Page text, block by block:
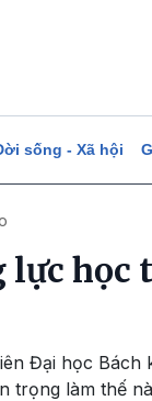
sống - Xã hội
lực học
Đại học
trọng làm thế